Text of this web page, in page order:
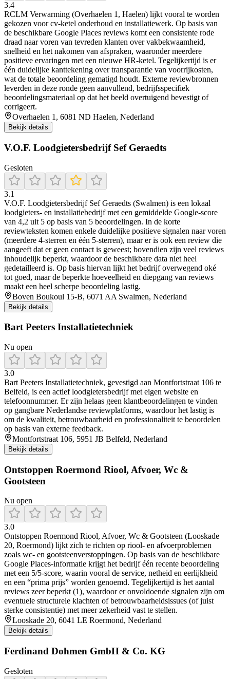
3.4
RCLM Verwarming (Overhaelen 1, Haelen) lijkt vooral te worden
gekozen voor cv-ketel onderhoud en installatiewerk. Op basis van
de beschikbare Google Places reviews komt een consistente rode
draad naar voren van tevreden klanten over vakbekwaamheid,
snelheid en het nakomen van afspraken, waaronder meerdere
positieve ervaringen met een nieuwe HR-ketel. Tegelijkertijd is er
één duidelijke kanttekening over transparantie van voorrijkosten,
wat de totale beoordeling gematigd houdt. Externe reviewbronnen
leverden in deze ronde geen aanvullend, bedrijfsspecifiek
beoordelingsmateriaal op dat het beeld overtuigend bevestigt of
corrigeert.
Overhaelen 1, 6081 ND Haelen, Nederland
Bekijk details
V.O.F. Loodgietersbedrijf Sef Geraedts
Gesloten
3.1
V.O.F. Loodgietersbedrijf Sef Geraedts (Swalmen) is een lokaal
loodgieters- en installatiebedrijf met een gemiddelde Google-score
van 4,2 uit 5 op basis van 5 beoordelingen. In de korte
reviewteksten komen enkele duidelijke positieve signalen naar voren
(meerdere 4-sterren en één 5-sterren), maar er is ook een review die
aangeeft dat er geen contact is geweest; bovendien zijn veel reviews
inhoudelijk beperkt, waardoor de beschikbare data niet heel
gedetailleerd is. Op basis hiervan lijkt het bedrijf overwegend oké
tot goed, maar de beperkte hoeveelheid en diepgang van reviews
maakt een heel scherpe beoordeling lastig.
Boven Boukoul 15-B, 6071 AA Swalmen, Nederland
Bekijk details
Bart Peeters Installatietechniek
Nu open
3.0
Bart Peeters Installatietechniek, gevestigd aan Montfortstraat 106 te
Belfeld, is een actief loodgietersbedrijf met eigen website en
telefoonnummer. Er zijn helaas geen klantbeoordelingen te vinden
op gangbare Nederlandse reviewplatforms, waardoor het lastig is
om de kwaliteit, betrouwbaarheid en professionaliteit te beoordelen
op basis van externe feedback.
Montfortstraat 106, 5951 JB Belfeld, Nederland
Bekijk details
Ontstoppen Roermond Riool, Afvoer, Wc &
Gootsteen
Nu open
3.0
Ontstoppen Roermond Riool, Afvoer, Wc & Gootsteen (Looskade
20, Roermond) lijkt zich te richten op riool- en afvoerproblemen
zoals wc- en gootsteenverstoppingen. Op basis van de beschikbare
Google Places-informatie krijgt het bedrijf één recente beoordeling
met een 5/5-score, waarin vooral de service, netheid en eerlijkheid
en een “prima prijs” worden genoemd. Tegelijkertijd is het aantal
reviews zeer beperkt (1), waardoor er onvoldoende signalen zijn om
eventuele structurele klachten of betrouwbaarheidsissues (of juist
sterke consistentie) met meer zekerheid vast te stellen.
Looskade 20, 6041 LE Roermond, Nederland
Bekijk details
Ferdinand Dohmen GmbH & Co. KG
Gesloten